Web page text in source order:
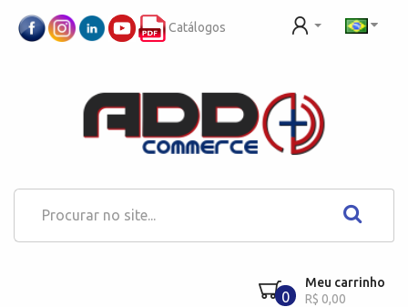
Catálogos
0
Meu carrinho
R$ 0,00